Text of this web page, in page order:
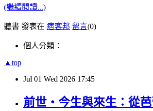
(繼續閱讀...)
聽書 發表在 痞客邦 留言(0)
個人分類：
▲top
Jul 01 Wed 2026 17:45
前世・今生與來生：從